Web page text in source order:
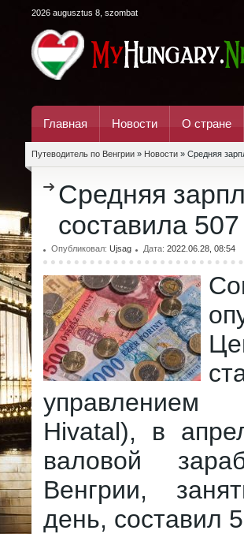
2026 augusztus 8, szombat
Главная Новости О стране
Путеводитель по Венгрии » Новости » Средняя
Средняя
составила
Опубликовал: Ujsag Дата: 2022.06.28, 08:54
управлением
Hivatal), в
валовой
Венгрии,
день, составил